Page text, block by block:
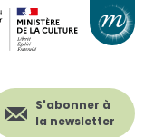
S'abonner à
la newsletter